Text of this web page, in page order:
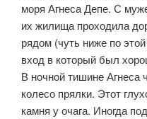
моря Агнеса Депе. С
их жилища проходила
рядом (чуть ниже по
вход в который был
В ночной тишине Агнеса
колесо прялки. Этот
камня у очага. Иногда